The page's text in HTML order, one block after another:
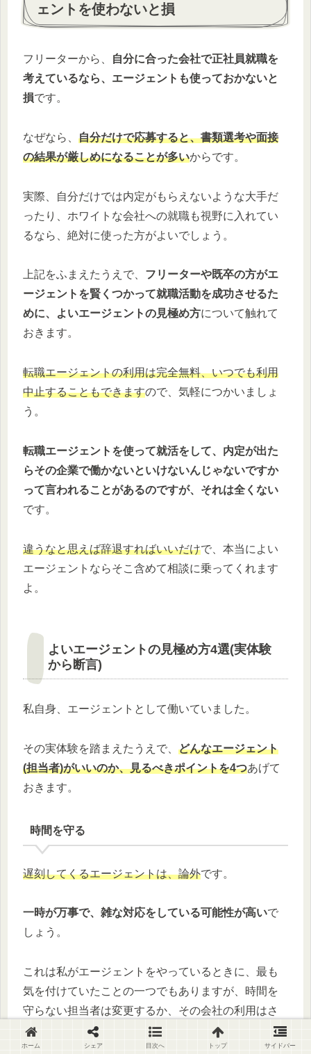
ェントを使わないと損
フリーターから、
自分に合った会社で正社員就職を
考えているなら、エージェントも使っておかないと
損です。
なぜなら、 自分だけで応募すると、書類選考や面接
の結果が厳しめになることが多いからです。
実際、自分だけでは内定がもらえないような大手だ
ったり、ホワイトな会社への就職も視野に入れてい
るなら、絶対に使った方がよいでしょう。
上記をふまえたうえで、 フリーターや既卒の方がエ
ージェントを賢くつかって就職活動を成功させるた
めに、よいエージェントの見極め方について触れて
おきます。
転職エージェントの利用は完全無料、いつでも利用
中止することもできますので、気軽につかいましょ
う。
転職エージェントを使って就活をして、内定が出た
らその企業で働かないといけないんじゃないですか
って言われることがあるのですが、それは全くない
です。
違うなと思えば辞退すればいいだけで、本当によい
エージェントならそこ含めて相談に乗ってくれます
よ。
よいエージェントの見極め方4選(実体験
から断言)
私自身、エージェントとして働いていました。
その実体験を踏まえたうえで、 どんなエージェント
(担当者)がいいのか、見るべきポイントを4つあげて
おきます。
時間を守る
遅刻してくるエージェントは、論外です。
一時が万事で、雑な対応をしている可能性が高いで
しょう。
これは私がエージェントをやっているときに、最も
気を付けていたことの一つでもありますが、時間を
守らない担当者は変更するか、その会社の利用はさ
けた方が無難です。
ホーム シェア 目次へ トップ サイドバー